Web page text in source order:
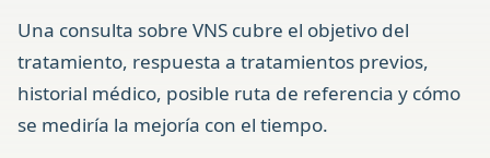
Una consulta sobre VNS cubre el objetivo del
tratamiento, respuesta a tratamientos previos,
historial médico, posible ruta de referencia y cómo
se mediría la mejoría con el tiempo.